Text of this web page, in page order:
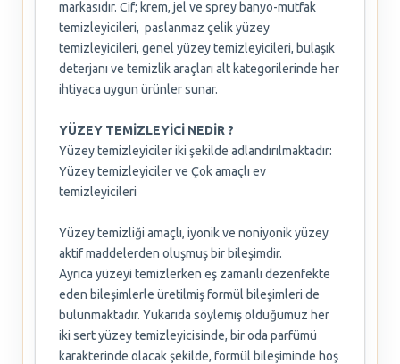
markasıdır. Cif; krem, jel ve sprey banyo-mutfak
temizleyicileri, paslanmaz çelik yüzey
temizleyicileri, genel yüzey temizleyicileri, bulaşık
deterjanı ve temizlik araçları alt kategorilerinde her
ihtiyaca uygun ürünler sunar.
YÜZEY TEMİZLEYİCİ NEDİR ?
Yüzey temizleyiciler iki şekilde adlandırılmaktadır:
Yüzey temizleyiciler ve Çok amaçlı ev
temizleyicileri
Yüzey temizliği amaçlı, iyonik ve noniyonik yüzey
aktif maddelerden oluşmuş bir bileşimdir.
Ayrıca yüzeyi temizlerken eş zamanlı dezenfekte
eden bileşimlerle üretilmiş formül bileşimleri de
bulunmaktadır. Yukarıda söylemiş olduğumuz her
iki sert yüzey temizleyicisinde, bir oda parfümü
karakterinde olacak şekilde, formül bileşiminde hoş